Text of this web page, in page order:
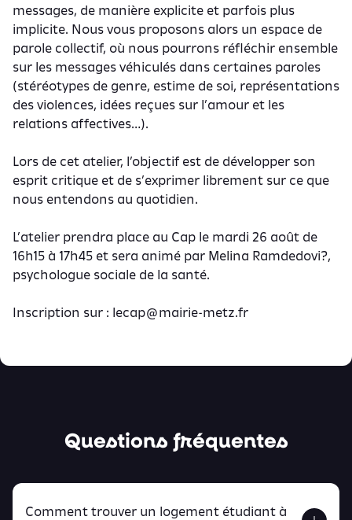
messages, de manière explicite et parfois plus
implicite. Nous vous proposons alors un espace de
parole collectif, où nous pourrons réfléchir ensemble
sur les messages véhiculés dans certaines paroles
(stéréotypes de genre, estime de soi, représentations
des violences, idées reçues sur l’amour et les
relations affectives…).
Lors de cet atelier, l’objectif est de développer son
esprit critique et de s’exprimer librement sur ce que
nous entendons au quotidien.
L’atelier prendra place au Cap le mardi 26 août de
16h15 à 17h45 et sera animé par Melina Ramdedovi?,
psychologue sociale de la santé.
Inscription sur : lecap@mairie-metz.fr
Questions fréquentes
Comment trouver un logement étudiant à